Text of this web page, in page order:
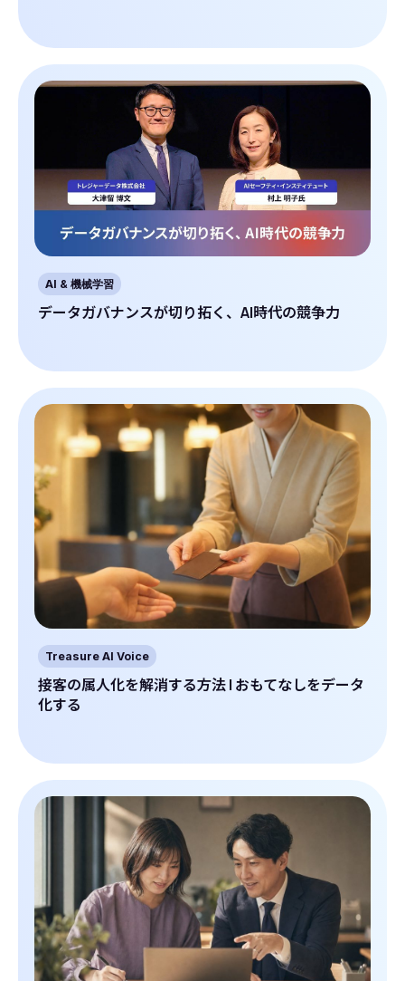
AI & 機械学習
データガバナンスが切り拓く、AI時代の競争力
Treasure AI Voice
接客の属人化を解消する方法 | おもてなしをデータ
化する